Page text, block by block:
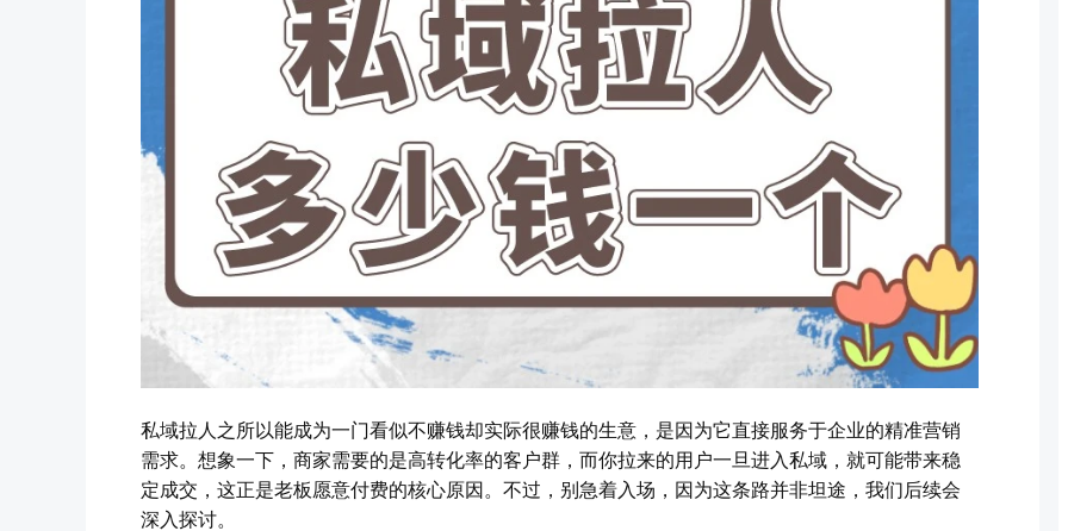
私域拉人之所以能成为一门看似不赚钱却实际很赚钱的生意，是因为它直接服务于企业的精准营销
需求。想象一下，商家需要的是高转化率的客户群，而你拉来的用户一旦进入私域，就可能带来稳
定成交，这正是老板愿意付费的核心原因。不过，别急着入场，因为这条路并非坦途，我们后续会
深入探讨。